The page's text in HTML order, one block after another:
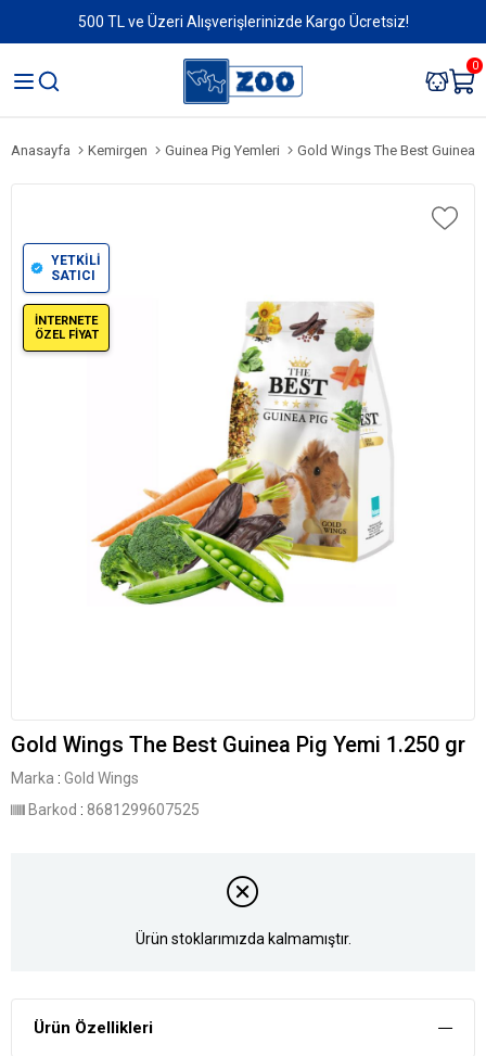
500 TL ve Üzeri Alışverişlerinizde Kargo Ücretsiz!
0
Anasayfa Kemirgen Guinea Pig Yemleri Gold Wings The Best Guinea
YETKİLİ
SATICI
İNTERNETE
ÖZEL FİYAT
Gold Wings The Best Guinea Pig Yemi 1.250 gr
Marka : Gold Wings
Barkod : 8681299607525
Ürün stoklarımızda kalmamıştır.
Ürün Özellikleri